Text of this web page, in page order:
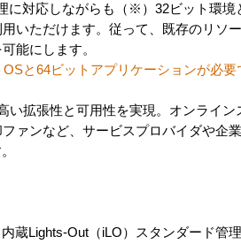
に対応しながらも（※）32ビット環境
いただけます。従って、既存のリソ
能にします。
と64ビットアプリケーションが必要
い拡張性と可用性を実現。オンライン
ァンなど、サービスプロバイダや企
蔵Lights-Out（iLO）スタンダード管